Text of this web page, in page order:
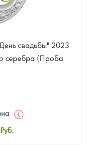
свадьбы" 2023
серебра (Проба
Руб.